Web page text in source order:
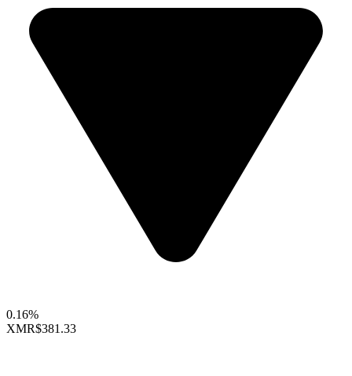
0.16%
XMR$381.33